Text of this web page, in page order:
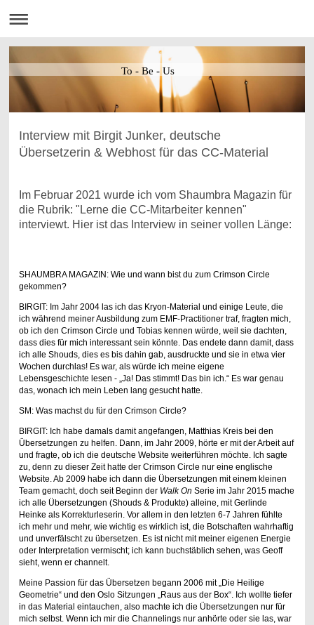
To - Be - Us
Interview mit Birgit Junker, deutsche
Übersetzerin & Webhost für das CC-Material
Im Februar 2021 wurde ich vom Shaumbra Magazin für
die Rubrik: "Lerne die CC-Mitarbeiter kennen"
interviewt. Hier ist das Interview in seiner vollen Länge:
SHAUMBRA MAGAZIN: Wie und wann bist du zum Crimson Circle
gekommen?
BIRGIT: Im Jahr 2004 las ich das Kryon-Material und einige Leute, die
ich während meiner Ausbildung zum EMF-Practitioner traf, fragten mich,
ob ich den Crimson Circle und Tobias kennen würde, weil sie dachten,
dass dies für mich interessant sein könnte. Das endete dann damit, dass
ich alle Shouds, dies es bis dahin gab, ausdruckte und sie in etwa vier
Wochen durchlas! Es war, als würde ich meine eigene
Lebensgeschichte lesen - „Ja! Das stimmt! Das bin ich.“ Es war genau
das, wonach ich mein Leben lang gesucht hatte.
SM: Was machst du für den Crimson Circle?
BIRGIT: Ich habe damals damit angefangen, Matthias Kreis bei den
Übersetzungen zu helfen. Dann, im Jahr 2009, hörte er mit der Arbeit auf
und fragte, ob ich die deutsche Website weiterführen möchte. Ich sagte
zu, denn zu dieser Zeit hatte der Crimson Circle nur eine englische
Website. Ab 2009 habe ich dann die Übersetzungen mit einem kleinen
Team gemacht, doch seit Beginn der Walk On Serie im Jahr 2015 mache
ich alle Übersetzungen (Shouds & Produkte) alleine, mit Gerlinde
Heinke als Korrekturleserin. Vor allem in den letzten 6-7 Jahren fühlte
ich mehr und mehr, wie wichtig es wirklich ist, die Botschaften wahrhaftig
und unverfälscht zu übersetzen. Es ist nicht mit meiner eigenen Energie
oder Interpretation vermischt; ich kann buchstäblich sehen, was Geoff
sieht, wenn er channelt.
Meine Passion für das Übersetzen begann 2006 mit „Die Heilige
Geometrie“ und den Oslo Sitzungen „Raus aus der Box“. Ich wollte tiefer
in das Material eintauchen, also machte ich die Übersetzungen nur für
mich selbst. Wenn ich mir die Channelings nur anhörte oder sie las, war